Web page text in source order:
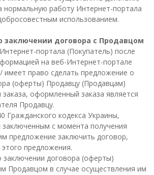
нормальную работу Интернет-портала
использованием.
заключении договора с Продавцом
портала (Покупатель) после
на веб-Интернет-портале
имеет право сделать предложение о
(оферты) Продавцу (Продавцам)
оформленный заказа является
Продавцу.
Гражданского кодекса Украины,
заключенным с момента получения
предложение заключить договор,
предложения.
заключении договора (оферты)
Продавцом в случае осуществления им